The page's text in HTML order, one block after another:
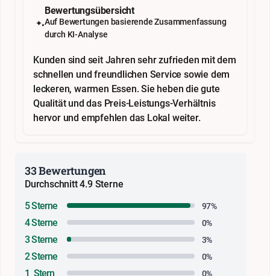
Bewertungsübersicht
Auf Bewertungen basierende Zusammenfassung
durch KI-Analyse
Kunden sind seit Jahren sehr zufrieden mit dem
schnellen und freundlichen Service sowie dem
leckeren, warmen Essen. Sie heben die gute
Qualität und das Preis-Leistungs-Verhältnis
hervor und empfehlen das Lokal weiter.
33 Bewertungen
Durchschnitt 4.9 Sterne
5 Sterne
97%
4 Sterne 0%
3 Sterne 3%
2 Sterne 0%
1 Stern 0%